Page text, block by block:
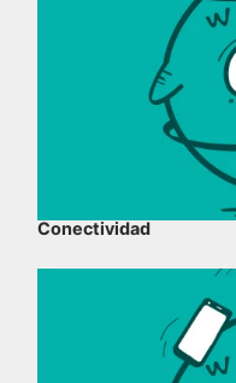
Conectividad